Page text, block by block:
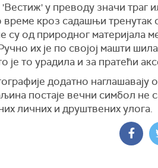
у преводу значи траг
кроз садашњи тренутак
су од природног материјала
их је по својој машти
то урадила и за пратећи
додатно наглашавају
постаје вечни симбол не
личних и друштвених улога.